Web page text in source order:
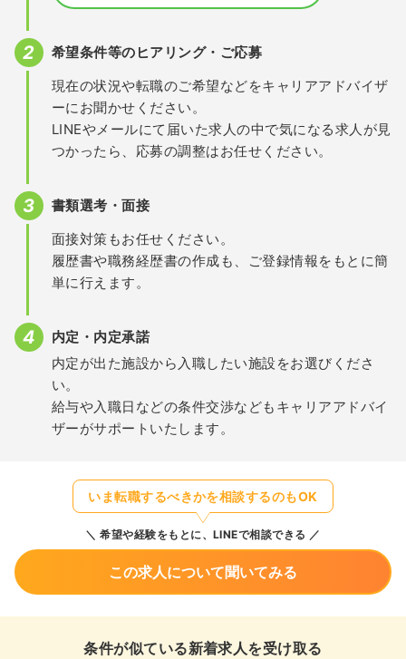
希望条件等のヒアリング・ご応募
現在の状況や転職のご希望などをキャリアアドバイザ
ーにお聞かせください。
LINEやメールにて届いた求人の中で気になる求人が見
つかったら、応募の調整はお任せください。
書類選考・面接
面接対策もお任せください。
履歴書や職務経歴書の作成も、ご登録情報をもとに簡
単に行えます。
内定・内定承諾
内定が出た施設から入職したい施設をお選びくださ
い。
給与や入職日などの条件交渉などもキャリアアドバイ
ザーがサポートいたします。
いま転職するべきかを相談するのもOK
希望や経験をもとに、LINEで相談できる
この求人について聞いてみる
条件が似ている新着求人を受け取る